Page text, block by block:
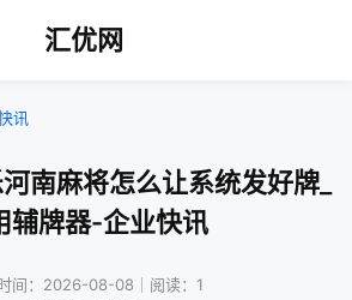
汇优网
讯
南麻将怎么让系统发好牌_
辅牌器-企业快讯
间：2026-08-08｜阅读：1